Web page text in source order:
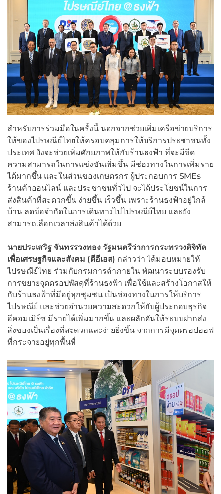
สำหรับการร่วมมือในครั้งนี้ นอกจากช่วยเพิ่มเครือข่ายบริการ
ให้ของไปรษณีย์ไทยให้ครอบคลุมการให้บริการประชาชนทั้ง
ประเทศ ยังจะช่วยเพิ่มศักยภาพให้กับร้านธงฟ้า ที่จะมีขีด
ความสามารถในการแข่งขันเพิ่มขึ้น มีช่องทางในการเพิ่มราย
ได้มากขึ้น และในส่วนของเกษตรกร ผู้ประกอบการ SMEs
ร้านค้าออนไลน์ และประชาชนทั่วไป จะได้ประโยชน์ในการ
ส่งสินค้าที่สะดวกขึ้น ง่ายขึ้น เร็วขึ้น เพราะร้านธงฟ้าอยู่ใกล้
บ้าน ลดข้อจำกัดในการเดินทางไปไปรษณีย์ไทย และยัง
สามารถเลือกเวลาส่งสินค้าได้ด้วย
นายประเสริฐ จันทรรวงทอง รัฐมนตรีว่าการกระทรวงดิจิทัล
เพื่อเศรษฐกิจและสังคม (ดีอีเอส) กล่าวว่า ได้มอบหมายให้
ไปรษณีย์ไทย ร่วมกับกรมการค้าภายใน พัฒนาระบบรองรับ
การขยายจุดดรอปพัสดุที่ร้านธงฟ้า เพื่อใช้และสร้างโอกาสให้
กับร้านธงฟ้าที่มีอยู่ทุกชุมชน เป็นช่องทางในการให้บริการ
ไปรษณีย์ และช่วยอำนวยความสะดวกให้กับผู้ประกอบธุรกิจ
อีคอมเมิร์ซ มีรายได้เพิ่มมากขึ้น และผลักดันให้ระบบฝากส่ง
สิ่งของเป็นเรื่องที่สะดวกและง่ายยิ่งขึ้น จากการมีจุดดรอปออฟ
ที่กระจายอยู่ทุกพื้นที่